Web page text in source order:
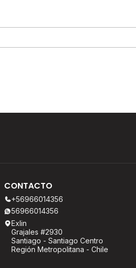
CONTACTO
+56966014356
56966014356
Exlin
Grajales #2930
Santiago - Santiago Centro
Región Metropolitana - Chile